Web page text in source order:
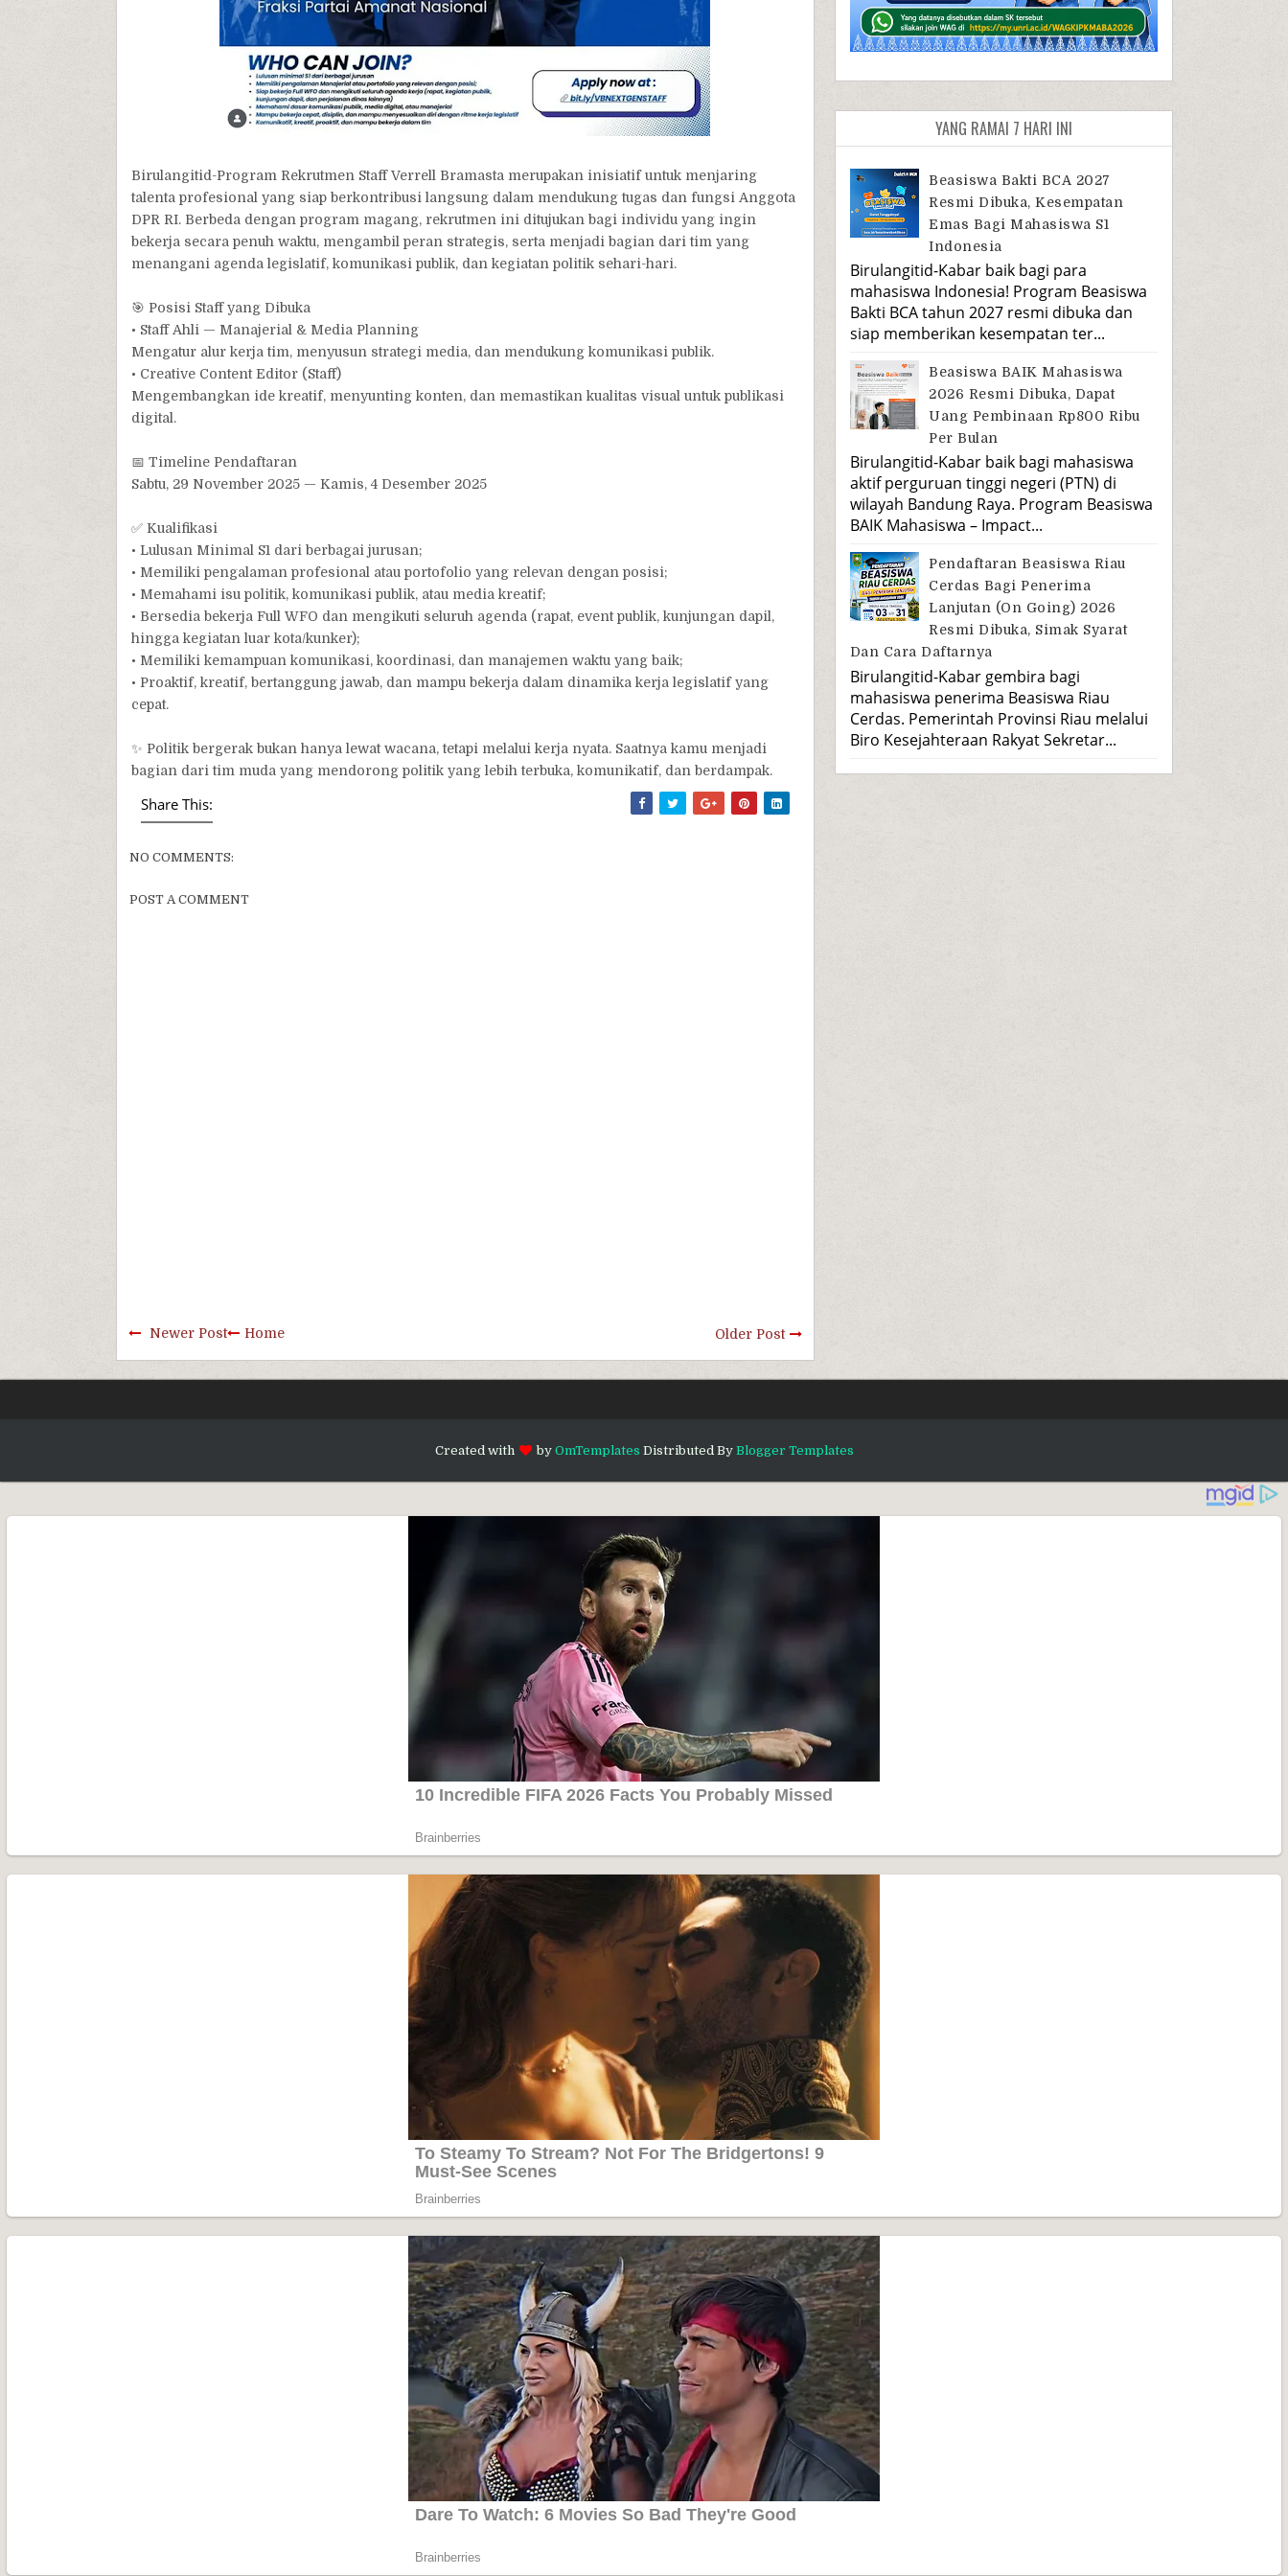
Birulangitid-Program Rekrutmen Staff Verrell Bramasta merupakan inisiatif untuk menjaring
talenta profesional yang siap berkontribusi langsung dalam mendukung tugas dan fungsi Anggota
DPR RI. Berbeda dengan program magang, rekrutmen ini ditujukan bagi individu yang ingin
bekerja secara penuh waktu, mengambil peran strategis, serta menjadi bagian dari tim yang
menangani agenda legislatif, komunikasi publik, dan kegiatan politik sehari-hari.
🎯 Posisi Staff yang Dibuka
• Staff Ahli — Manajerial & Media Planning
Mengatur alur kerja tim, menyusun strategi media, dan mendukung komunikasi publik.
• Creative Content Editor (Staff)
Mengembangkan ide kreatif, menyunting konten, dan memastikan kualitas visual untuk publikasi
digital.
📅 Timeline Pendaftaran
Sabtu, 29 November 2025 — Kamis, 4 Desember 2025
✅ Kualifikasi
• Lulusan Minimal S1 dari berbagai jurusan;
• Memiliki pengalaman profesional atau portofolio yang relevan dengan posisi;
• Memahami isu politik, komunikasi publik, atau media kreatif;
• Bersedia bekerja Full WFO dan mengikuti seluruh agenda (rapat, event publik, kunjungan dapil,
hingga kegiatan luar kota/kunker);
• Memiliki kemampuan komunikasi, koordinasi, dan manajemen waktu yang baik;
• Proaktif, kreatif, bertanggung jawab, dan mampu bekerja dalam dinamika kerja legislatif yang
cepat.
✨ Politik bergerak bukan hanya lewat wacana, tetapi melalui kerja nyata. Saatnya kamu menjadi
bagian dari tim muda yang mendorong politik yang lebih terbuka, komunikatif, dan berdampak.
Share This:
NO COMMENTS:
POST A COMMENT
Newer Post Older Post
Home
YANG RAMAI 7 HARI INI
Beasiswa Bakti BCA 2027
Resmi Dibuka, Kesempatan
Emas Bagi Mahasiswa S1
Indonesia
Birulangitid-Kabar baik bagi para
mahasiswa Indonesia! Program Beasiswa
Bakti BCA tahun 2027 resmi dibuka dan
siap memberikan kesempatan ter...
Beasiswa BAIK Mahasiswa
2026 Resmi Dibuka, Dapat
Uang Pembinaan Rp800 Ribu
Per Bulan
Birulangitid-Kabar baik bagi mahasiswa
aktif perguruan tinggi negeri (PTN) di
wilayah Bandung Raya. Program Beasiswa
BAIK Mahasiswa – Impact...
Pendaftaran Beasiswa Riau
Cerdas Bagi Penerima
Lanjutan (On Going) 2026
Resmi Dibuka, Simak Syarat
Dan Cara Daftarnya
Birulangitid-Kabar gembira bagi
mahasiswa penerima Beasiswa Riau
Cerdas. Pemerintah Provinsi Riau melalui
Biro Kesejahteraan Rakyat Sekretar...
Created with by OmTemplates Distributed By Blogger Templates